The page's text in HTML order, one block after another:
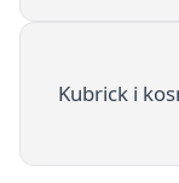
Kubrick i